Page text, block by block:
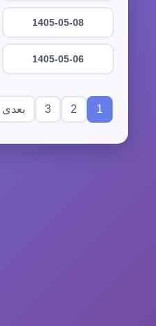
1405-05-08
1405-05-06
1
2
3 بعدی